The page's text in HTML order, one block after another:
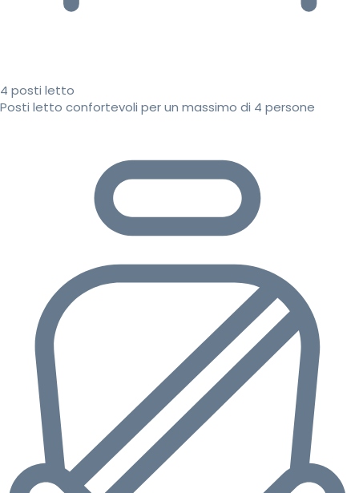
4 posti letto
Posti letto confortevoli per un massimo di 4 persone